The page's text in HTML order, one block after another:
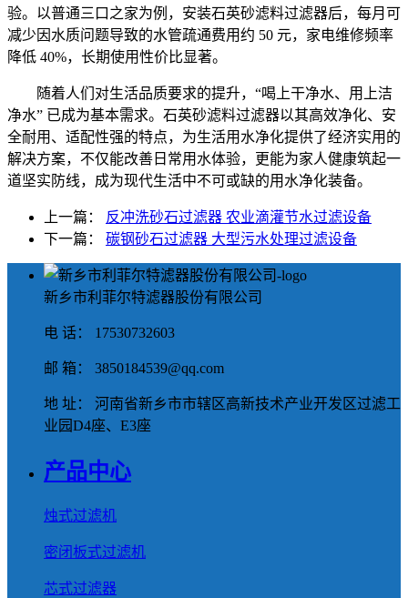
验。以普通三口之家为例，安装石英砂滤料过滤器后，每月可
减少因水质问题导致的水管疏通费用约 50 元，家电维修频率
降低 40%，长期使用性价比显著。
随着人们对生活品质要求的提升，“喝上干净水、用上洁
净水” 已成为基本需求。石英砂滤料过滤器以其高效净化、安
全耐用、适配性强的特点，为生活用水净化提供了经济实用的
解决方案，不仅能改善日常用水体验，更能为家人健康筑起一
道坚实防线，成为现代生活中不可或缺的用水净化装备。
上一篇：
反冲洗砂石过滤器 农业滴灌节水过滤设备
下一篇： 碳钢砂石过滤器 大型污水处理过滤设备
新乡市利菲尔特滤器股份有限公司
电 话： 17530732603
邮 箱： 3850184539@qq.com
地 址： 河南省新乡市市辖区高新技术产业开发区过滤工
业园D4座、E3座
产品中心
烛式过滤机
密闭板式过滤机
芯式过滤器